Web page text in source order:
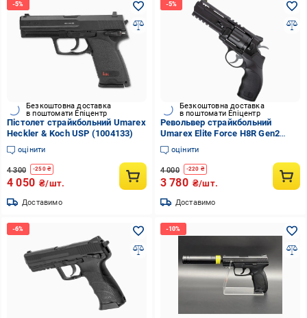
Безкоштовна доставка
в поштомати Епіцентр
Пістолет страйкбольний Umarex
Heckler & Koch USP (1004133)
оцінити
4 300 -250₴
4 050 ₴/шт.
Доставимо
Безкоштовна доставка
в поштомати Епіцентр
Револьвер страйкбольний
Umarex Elite Force H8R Gen2
(1004132)
оцінити
4 000 -220 ₴
3 780 ₴/шт.
Доставимо